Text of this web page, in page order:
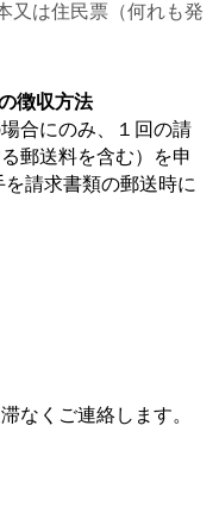
又は住民票（何れも発
徴収方法
合にのみ、１回の請
郵送料を含む）を申
請求書類の郵送時に
くご連絡します。